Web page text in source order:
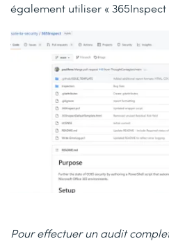
également utiliser « 365Inspect
Pour effectuer un audit